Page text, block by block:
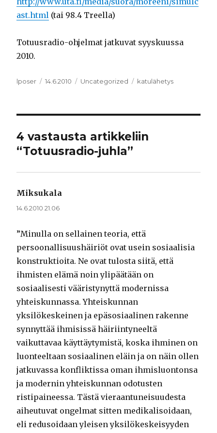
ast.html (tai 98.4 Treella)
Totuusradio-ohjelmat jatkuvat syyskuussa
2010.
Kirjoittaja
lposer Julkaistu
14.6.2010 Kategoriat
Uncategorized Avainsanat
katulähetys
4 vastausta artikkeliin
“Totuusradio-juhla”
Miksukala
14.6.2010 21.06
”Minulla on sellainen teoria, että
persoonallisuushäiriöt ovat usein sosiaalisia
konstruktioita. Ne ovat tulosta siitä, että
ihmisten elämä noin ylipäätään on
sosiaalisesti vääristynyttä modernissa
yhteiskunnassa. Yhteiskunnan
yksilökeskeinen ja epäsosiaalinen rakenne
synnyttää ihmisissä häiriintyneeltä
vaikuttavaa käyttäytymistä, koska ihminen on
luonteeltaan sosiaalinen eläin ja on näin ollen
jatkuvassa konfliktissa oman ihmisluontonsa
ja modernin yhteiskunnan odotusten
ristipaineessa. Tästä vieraantuneisuudesta
aiheutuvat ongelmat sitten medikalisoidaan,
eli redusoidaan yleisen yksilökeskeisyyden